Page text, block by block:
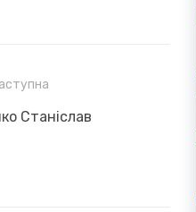
Станіслав